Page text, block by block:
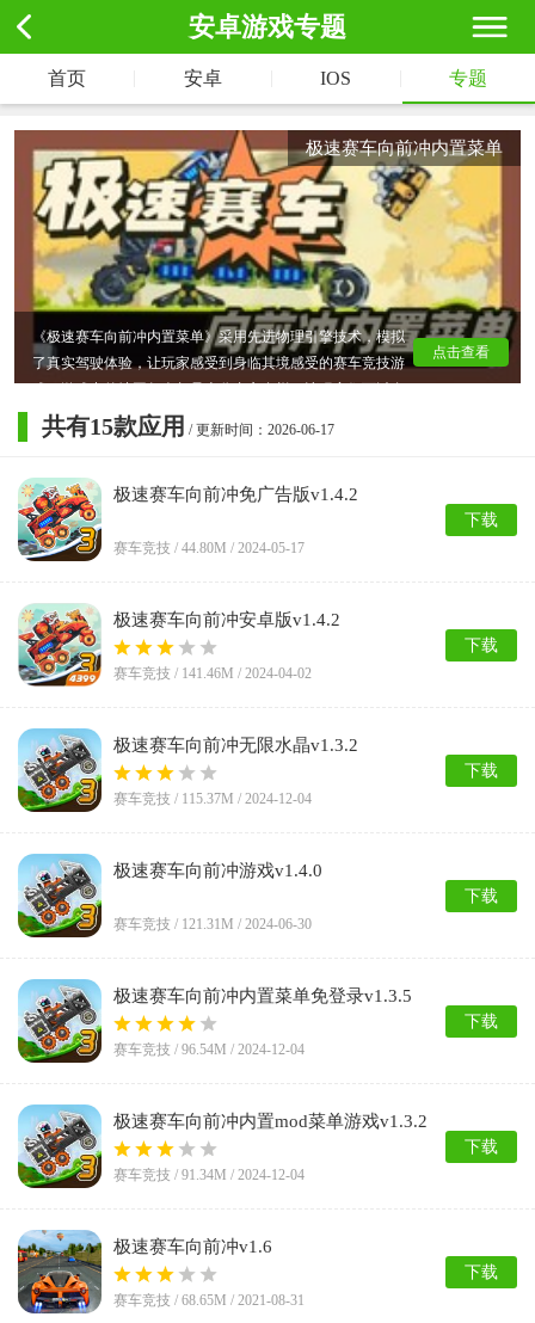
安卓游戏专题
首页 安卓 IOS 专题
极速赛车向前冲内置菜单
《极速赛车向前冲内置菜单》采用先进物理引擎技术，模拟
了真实驾驶体验，让玩家感受到身临其境感受的赛车竞技游
由选择挑战各种高难度赛道，保证玩家可以时刻感受化身赛
车手自由挑战的魅力哦！
点击查看
共有15款应用 / 更新时间：2026-06-17
极速赛车向前冲免广告版v1.4.2
赛车竞技 / 44.80M / 2024-05-17
下载
极速赛车向前冲安卓版v1.4.2
赛车竞技 / 141.46M / 2024-04-02
下载
极速赛车向前冲无限水晶v1.3.2
赛车竞技 / 115.37M / 2024-12-04
下载
极速赛车向前冲游戏v1.4.0
赛车竞技 / 121.31M / 2024-06-30
下载
极速赛车向前冲内置菜单免登录v1.3.5
赛车竞技 / 96.54M / 2024-12-04
下载
极速赛车向前冲内置mod菜单游戏v1.3.2
赛车竞技 / 91.34M / 2024-12-04
下载
极速赛车向前冲v1.6
赛车竞技 / 68.65M / 2021-08-31
下载